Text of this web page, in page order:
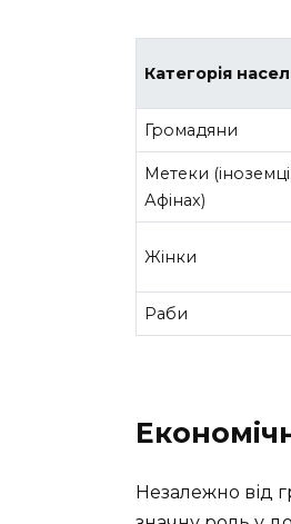
Категорія
Громадяни
Метеки
Афінах)
Жінки
Раби
Незалежно від